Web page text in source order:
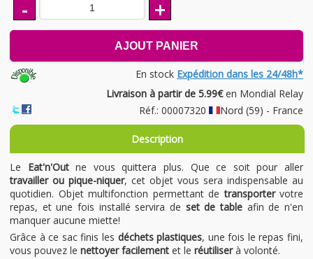
- +
AJOUT PANIER
En stock Expédition dans les 24/48h*
Livraison à partir de 5.99€en Mondial Relay
Réf.: 00007320
Nord (59) - France
Description
Le Eat'n'Outne vous quittera plus. Que ce soit pour aller
travailler ou pique-niquer, cet objet vous sera indispensable au
quotidien. Objet multifonction permettant detransportervotre
repas, et une fois installé servira de set de table afin de n'en
manquer aucune miette!
Grâce à ce sac finis les déchets plastiques, une fois le repas fini,
vous pouvez le nettoyer facilement et le réutiliserà volonté.